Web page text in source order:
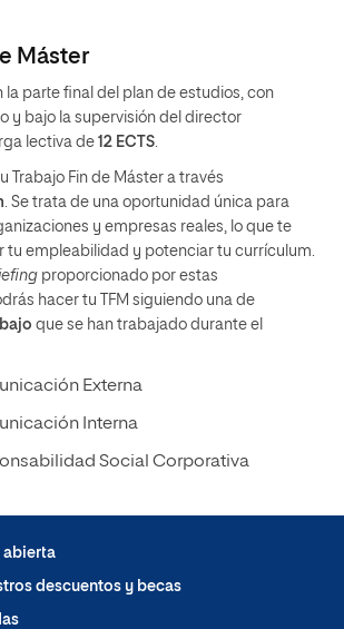
Máster
la parte final del plan de estudios, con
y bajo la supervisión del director
lectiva de 12 ECTS.
Trabajo Fin de Máster a través
. Se trata de una oportunidad única para
y empresas reales, lo que te
tu empleabilidad y potenciar tu currículum.
proporcionado por estas
hacer tu TFM siguiendo una de
que se han trabajado durante el
Externa
Interna
Social Corporativa
abierta
descuentos y becas